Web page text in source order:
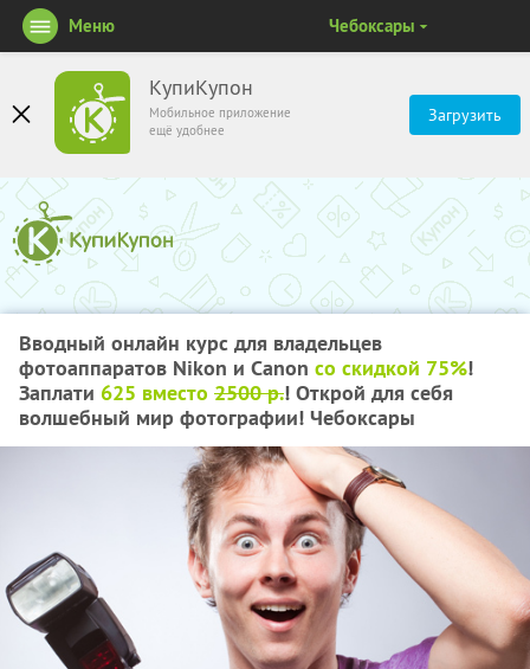
КупиКупон
Мобильное приложение
ещё удобнее
Загрузить
Меню Чебоксары
Вводный онлайн курс для владельцев
фотоаппаратов Nikon и Сanon со скидкой 75%!
Заплати 625 вместо 2500 р.! Открой для себя
волшебный мир фотографии! Чебоксары